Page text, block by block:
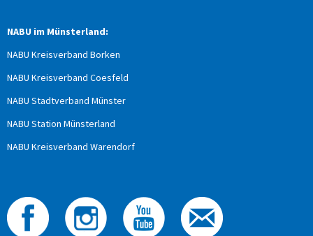
NABU im Münsterland:
NABU Kreisverband Borken
NABU Kreisverband Coesfeld
NABU Stadtverband Münster
NABU Station Münsterland
NABU Kreisverband Warendorf